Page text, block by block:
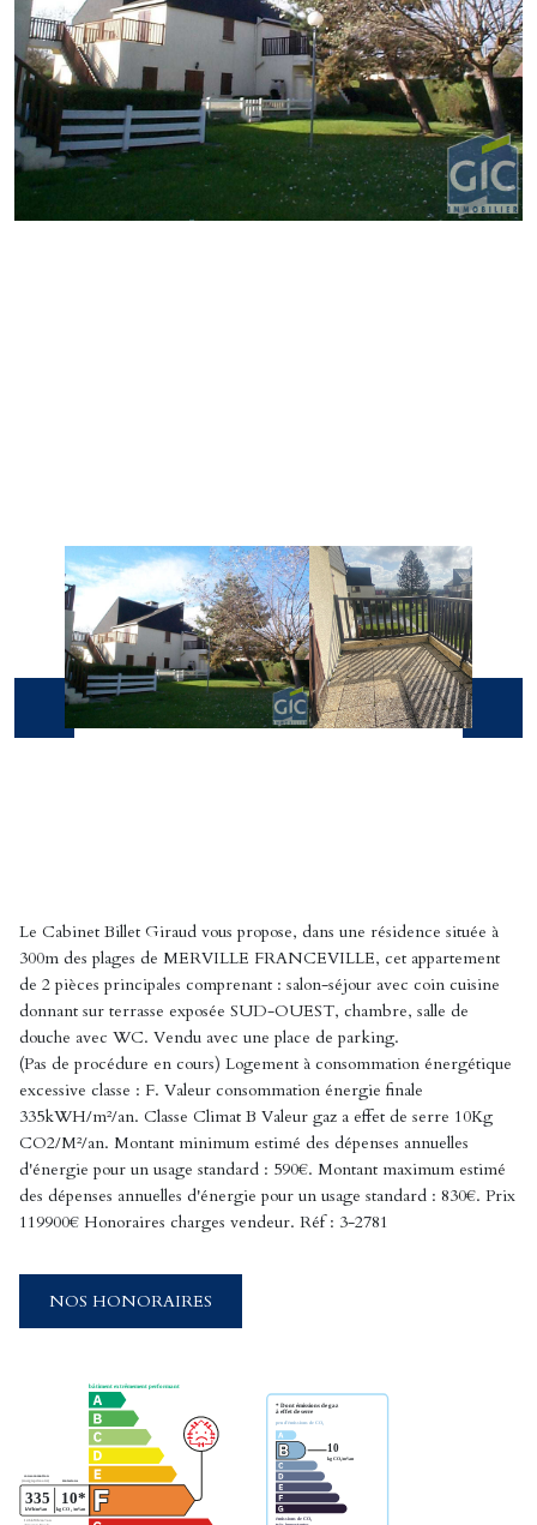
Le Cabinet Billet Giraud vous propose, dans une résidence située à
300m des plages de MERVILLE FRANCEVILLE, cet appartement
de 2 pièces principales comprenant : salon-séjour avec coin cuisine
donnant sur terrasse exposée SUD-OUEST, chambre, salle de
douche avec WC. Vendu avec une place de parking.
(Pas de procédure en cours) Logement à consommation énergétique
excessive classe : F. Valeur consommation énergie finale
335kWH/m²/an. Classe Climat B Valeur gaz a effet de serre 10Kg
CO2/M²/an. Montant minimum estimé des dépenses annuelles
d'énergie pour un usage standard : 590€. Montant maximum estimé
des dépenses annuelles d'énergie pour un usage standard : 830€. Prix
119900€ Honoraires charges vendeur. Réf : 3-2781
NOS HONORAIRES